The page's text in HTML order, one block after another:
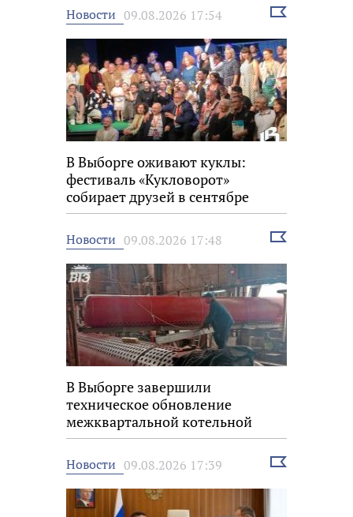
Новости 09.08.2026 17:54
Выбрать
В Выборге оживают куклы:
фестиваль «Кукловорот»
собирает друзей в сентябре
Новости 09.08.2026 17:48
Выбрать
В Выборге завершили
техническое обновление
межквартальной котельной
Новости 09.08.2026 17:39
Выбрать